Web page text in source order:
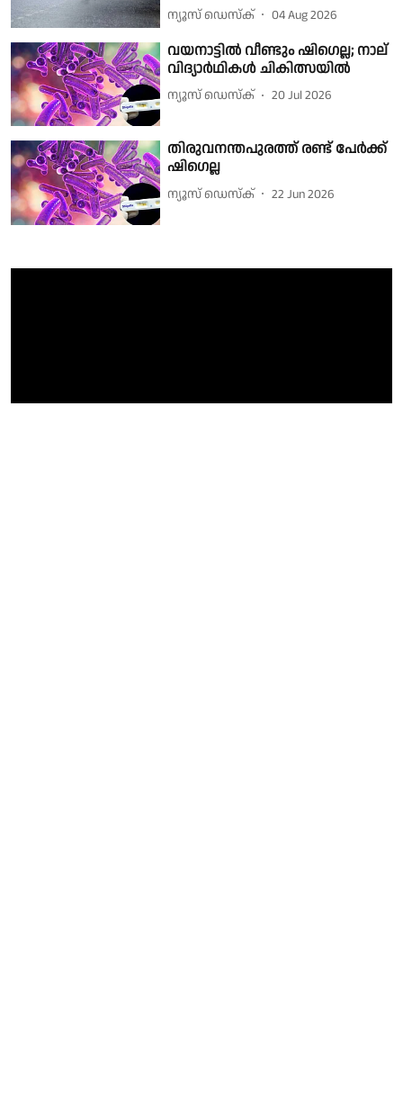
ന്യൂസ് ഡെസ്ക് 04 Aug 2026
വയനാട്ടിൽ വീണ്ടും ഷിഗെല്ല; നാല്
വിദ്യാർഥികൾ ചികിത്സയിൽ
ന്യൂസ് ഡെസ്ക് 20 Jul 2026
തിരുവനന്തപുരത്ത് രണ്ട് പേർക്ക്
ഷിഗെല്ല
ന്യൂസ് ഡെസ്ക് 22 Jun 2026